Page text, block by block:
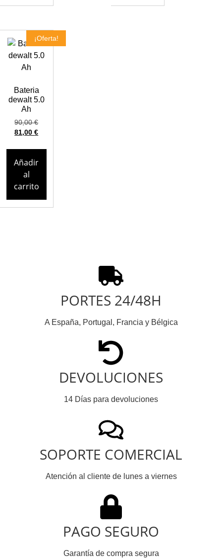
¡Oferta!
Bateria
dewalt 5.0
Ah
90,00€
81,00€
Añadir
al
carrito
PORTES 24/48H
A España, Portugal, Francia y Bélgica
DEVOLUCIONES
14 Días para devoluciones
SOPORTE COMERCIAL
Atención al cliente de lunes a viernes
PAGO SEGURO
Garantía de compra segura